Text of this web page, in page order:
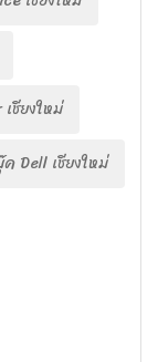
ชียงใหม่
Dell เชียงใหม่